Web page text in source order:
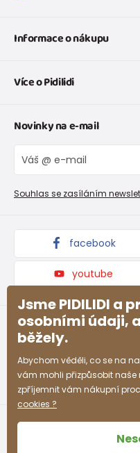
Informace o nákupu
Doprava a platba
Tabulka velikostí obuvi
Vrácení zboží a
Reklamační řád
Nevyzvednutá
Více o Pidilidi
O nás
Blog
Velkoobchod PiDiLiDi
Affiliate program
Kolekce zboží
Novinky na e-mail
Souhlas se zasíláním
facebook
youtube
Jsme PIDILIDI a
osobními údaji,
běžely.
Abychom věděli, co se na
vám mohli přizpůsobit naše
zpříjemnit vám nákupní
cookies ?